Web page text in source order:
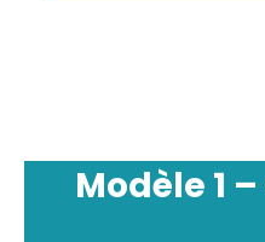
Modèle 1 –